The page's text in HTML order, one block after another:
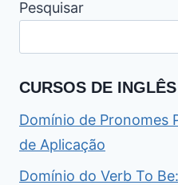
Pesquisar
CURSOS DE
Domínio de Pronomes
de Aplicação
Domínio do Verb To